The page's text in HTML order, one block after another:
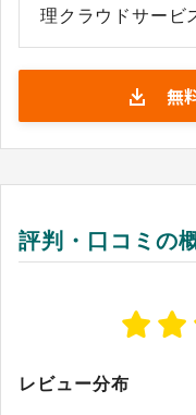
理クラウドサービ
など様々な方々に
単に操作ができる
ンになっている他
サポートを受ける
無
評判・口コミの
レビュー分布